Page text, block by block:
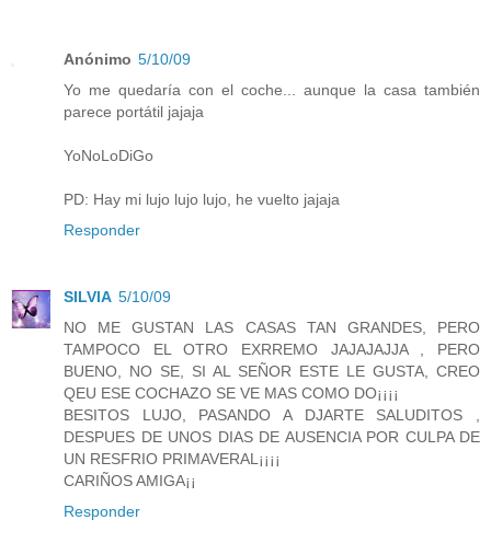
Anónimo 5/10/09
Yo me quedaría con el coche... aunque la casa también
parece portátil jajaja
YoNoLoDiGo
PD: Hay mi lujo lujo lujo, he vuelto jajaja
Responder
SILVIA 5/10/09
NO ME GUSTAN LAS CASAS TAN GRANDES, PERO
TAMPOCO EL OTRO EXRREMO JAJAJAJJA , PERO
BUENO, NO SE, SI AL SEÑOR ESTE LE GUSTA, CREO
QEU ESE COCHAZO SE VE MAS COMO DO¡¡¡¡
BESITOS LUJO, PASANDO A DJARTE SALUDITOS ,
DESPUES DE UNOS DIAS DE AUSENCIA POR CULPA DE
UN RESFRIO PRIMAVERAL¡¡¡¡
CARIÑOS AMIGA¡¡
Responder